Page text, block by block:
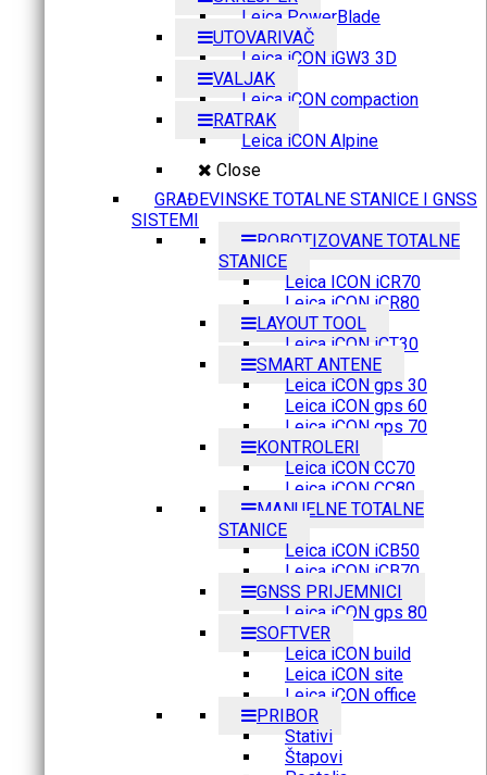
Leica PowerBlade
UTOVARIVAČ
Leica iCON iGW3 3D
VALJAK
Leica iCON compaction
RATRAK
Leica iCON Alpine
Close
GRAĐEVINSKE TOTALNE STANICE I GNSS
SISTEMI
ROBOTIZOVANE TOTALNE
STANICE
Leica ICON iCR70
Leica iCON iCR80
LAYOUT TOOL
Leica iCON iCT30
SMART ANTENE
Leica iCON gps 30
Leica iCON gps 60
Leica iCON gps 70
KONTROLERI
Leica iCON CC70
Leica iCON CC80
MANUELNE TOTALNE
STANICE
Leica iCON iCB50
Leica iCON iCB70
GNSS PRIJEMNICI
Leica iCON gps 80
SOFTVER
Leica iCON build
Leica iCON site
Leica iCON office
PRIBOR
Stativi
Štapovi